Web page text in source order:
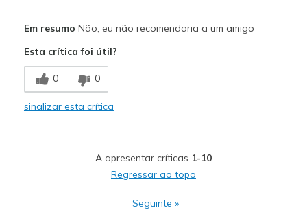
Melhores utilizações
Casual Wear
Shoes are for Wearing
Em resumo Não, eu não recomendaria a um amigo
Esta crítica foi útil?
0 0
sinalizar esta crítica
A apresentar críticas 1-10
Regressar ao topo
Seguinte »